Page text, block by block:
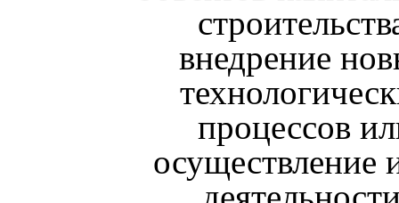
внедрение
процессов
осуществление